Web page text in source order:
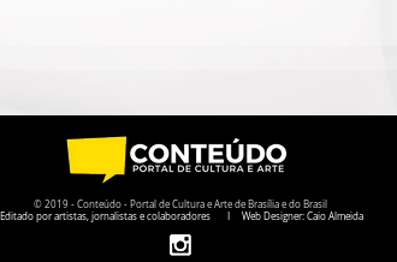
CENTRO DO RIO
© 2019 - Conteúdo - Portal de Cultura e Arte de Brasília e do Brasil
Editado por artistas, jornalistas e colaboradores I Web Designer: Caio Almeida